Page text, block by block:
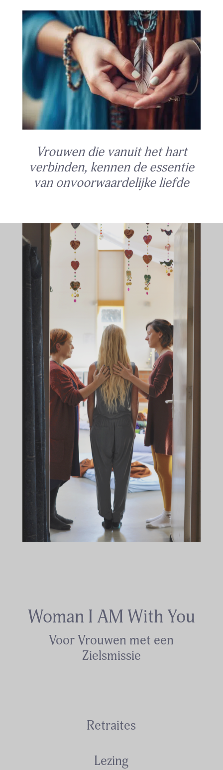
Vrouwen die vanuit het hart
verbinden, kennen de essentie
van onvoorwaardelijke liefde
Woman I AM With You
Voor Vrouwen met een
Zielsmissie
Retraites
Lezing